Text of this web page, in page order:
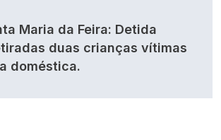
Maria da Feira: Detida
duas crianças vítimas
doméstica.